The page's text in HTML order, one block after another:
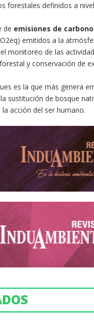
forestales definidos a
de emisiones de
emitidos a la
monitoreo de las
y conservación de
es la que más genera
sustitución de bosque
acción del ser humano.